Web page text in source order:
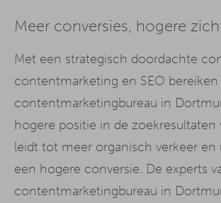
Meer conversies, hogere
Met een strategisch doordachte
contentmarketing en SEO bereiken
contentmarketingbureau in
hogere positie in de zoekresultaten
leidt tot meer organisch verkeer
een hogere conversie. De experts
contentmarketingbureau in